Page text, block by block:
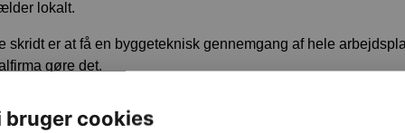
lokalt.
skridt er at få en byggeteknisk gennemgang af hele
gøre det.
vigtigt, at finde ud af, hvorfor problemet er opstået, og hvad
kommer igen.
bruger cookies